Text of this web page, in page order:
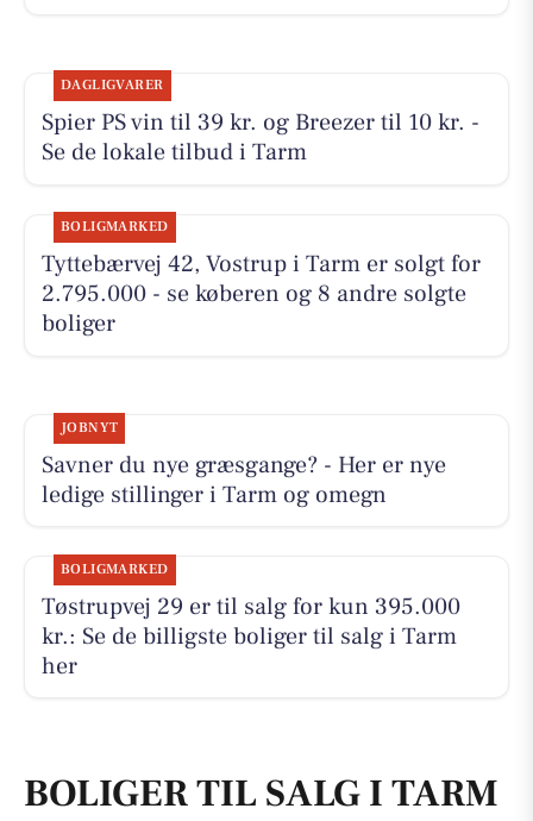
DAGLIGVARER
Spier PS vin til 39 kr. og Breezer til 10 kr. -
Se de lokale tilbud i Tarm
BOLIGMARKED
Tyttebærvej 42, Vostrup i Tarm er solgt for
2.795.000 - se køberen og 8 andre solgte
boliger
JOBNYT
Savner du nye græsgange? - Her er nye
ledige stillinger i Tarm og omegn
BOLIGMARKED
Tøstrupvej 29 er til salg for kun 395.000
kr.: Se de billigste boliger til salg i Tarm
her
BOLIGER TIL SALG I TARM